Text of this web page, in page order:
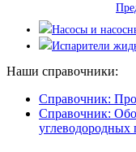
Насосы и
Испарители
Наши справочники:
Справочник:
Справочник:
углеводородных